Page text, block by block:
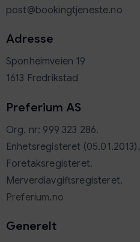
post@bookingtjeneste.no
Adresse
Sponheimveien 19
1613 Fredrikstad
Preferium AS
Org. nr: 999 323 286.
Enhetsregisteret (05.01.2013).
Foretaksregisteret.
Merverdiavgiftsregisteret.
Preferium.no
Generelt